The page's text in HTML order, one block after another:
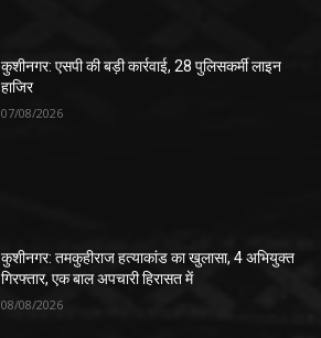
कुशीनगर: एसपी की बड़ी कार्रवाई, 28 पुलिसकर्मी लाइन
हाजिर
07/08/2026
कुशीनगर: तमकुहीराज हत्याकांड का खुलासा, 4 अभियुक्त
गिरफ्तार, एक बाल अपचारी हिरासत में
08/08/2026